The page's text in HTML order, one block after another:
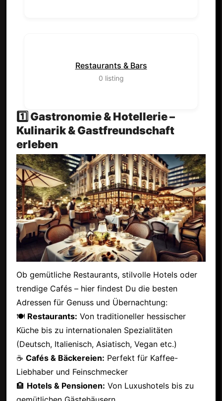
Restaurants & Bars
0 listing
1️⃣ Gastronomie & Hotellerie –
Kulinarik & Gastfreundschaft
erleben
Ob gemütliche Restaurants, stilvolle Hotels oder
trendige Cafés – hier findest Du die besten
Adressen für Genuss und Übernachtung:
🍽 Restaurants: Von traditioneller hessischer
Küche bis zu internationalen Spezialitäten
(Deutsch, Italienisch, Asiatisch, Vegan etc.)
☕ Cafés & Bäckereien: Perfekt für Kaffee-
Liebhaber und Feinschmecker
🏨 Hotels & Pensionen: Von Luxushotels bis zu